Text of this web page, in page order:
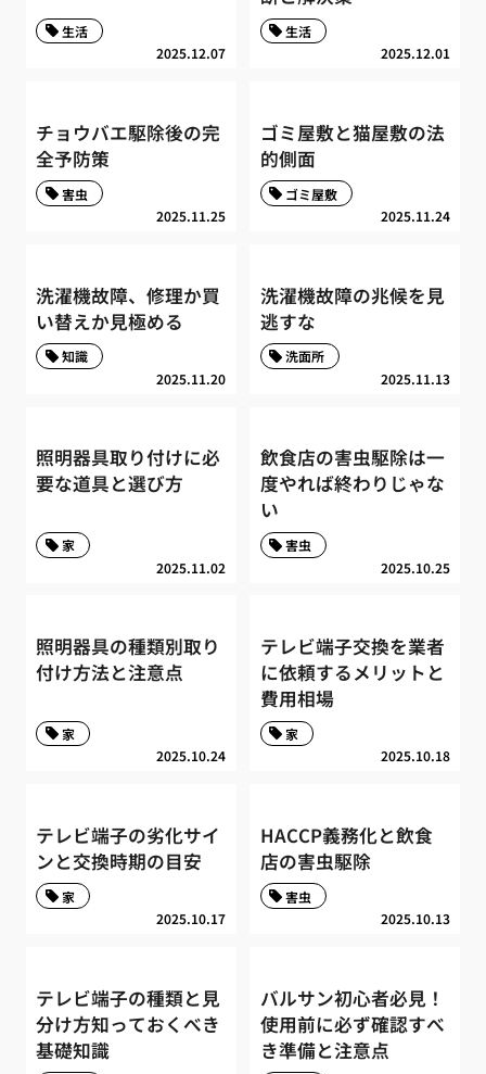
2025.12.07
生活
2025.12.01
生活
チョウバエ駆除後の完
全予防策
2025.11.25
害虫
ゴミ屋敷と猫屋敷の法
的側面
2025.11.24
ゴミ屋敷
洗濯機故障、修理か買
い替えか見極める
2025.11.20
知識
洗濯機故障の兆候を見
逃すな
2025.11.13
洗面所
照明器具取り付けに必
要な道具と選び方
2025.11.02
家
飲食店の害虫駆除は一
度やれば終わりじゃな
い
2025.10.25
害虫
照明器具の種類別取り
付け方法と注意点
2025.10.24
家
テレビ端子交換を業者
に依頼するメリットと
費用相場
2025.10.18
家
テレビ端子の劣化サイ
ンと交換時期の目安
2025.10.17
家
HACCP義務化と飲食
店の害虫駆除
2025.10.13
害虫
テレビ端子の種類と見
分け方知っておくべき
基礎知識
バルサン初心者必見！
使用前に必ず確認すべ
き準備と注意点